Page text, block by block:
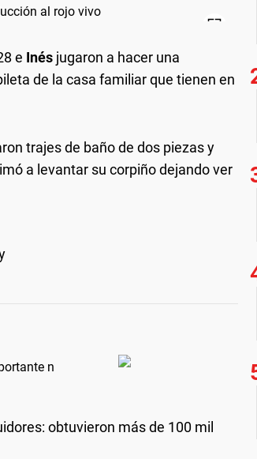
e Inés jugaron a hacer una
de la casa familiar que tienen en
trajes de baño de dos piezas y
a levantar su corpiño dejando ver
n
obtuvieron más de 100 mil